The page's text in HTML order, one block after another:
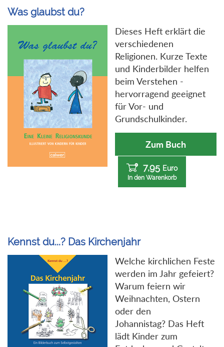
Was glaubst du?
Dieses Heft erklärt die
verschiedenen
Religionen. Kurze Texte
und Kinderbilder helfen
beim Verstehen -
hervorragend geeignet
für Vor- und
Grundschulkinder.
Zum Buch
7,95 Euro
In den Warenkorb
Kennst du...? Das Kirchenjahr
Welche kirchlichen Feste
werden im Jahr gefeiert?
Warum feiern wir
Weihnachten, Ostern
oder den
Johannistag? Das Heft
lädt Kinder zum